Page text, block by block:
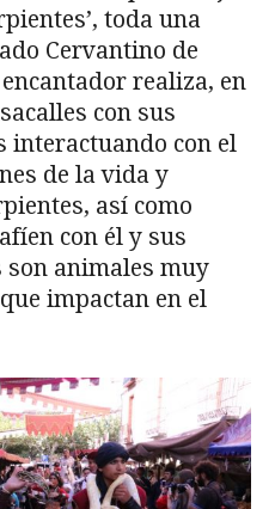
toda una
Cervantino de
realiza, en
con sus
interactuando con el
de la vida y
así como
con él y sus
son animales muy
impactan en el